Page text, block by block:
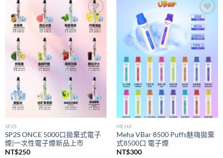
Add to
wishlist
SP2S
SP2S ONCE 5000口拋棄式電子
煙|一次性電子煙新品上市
NT$250
Add to
wishlist
MEHA
Meha VBar 8500 Puffs魅嗨拋棄
式8500口 電子煙
NT$300